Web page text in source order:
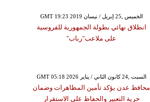
GMT 19:23 2019 الخميس ,25 إبريل / نيسان
انطلاق نهائي بطولة الجمهورية للفروسية
على ملاعب"رباب"
GMT 05:18 2026 السبت ,24 كانون الثاني / يناير
محافظ عدن يؤكد تأمين المظاهرات وضمان
حرية التعبير والحفاظ على الاستقرار